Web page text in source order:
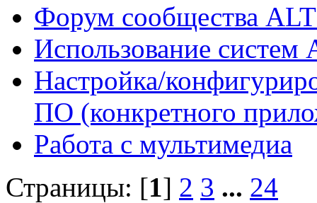
Форум сообщества
Использование систем
Настройка/
ПО (конкретного
Работа с мультимедиа
Страницы: [1] 2 3 ... 24